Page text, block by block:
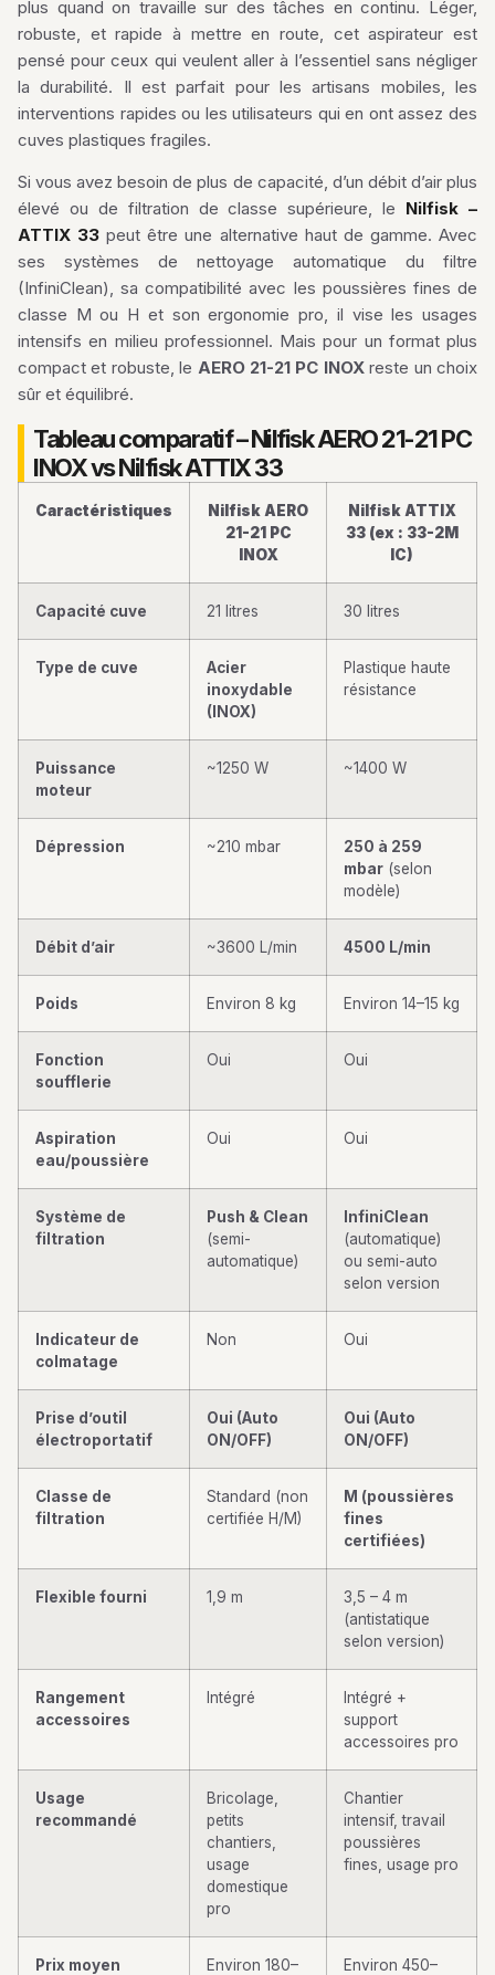
plus quand on travaille sur des tâches en continu. Léger,
robuste, et rapide à mettre en route, cet aspirateur est
pensé pour ceux qui veulent aller à l’essentiel sans négliger
la durabilité. Il est parfait pour les artisans mobiles, les
interventions rapides ou les utilisateurs qui en ont assez des
cuves plastiques fragiles.
Si vous avez besoin de plus de capacité, d’un débit d’air plus
élevé ou de filtration de classe supérieure, le Nilfisk –
ATTIX 33 peut être une alternative haut de gamme. Avec
ses systèmes de nettoyage automatique du filtre
(InfiniClean), sa compatibilité avec les poussières fines de
classe M ou H et son ergonomie pro, il vise les usages
intensifs en milieu professionnel. Mais pour un format plus
compact et robuste, le AERO 21-21 PC INOXreste un choix
sûr et équilibré.
Tableau comparatif – Nilfisk AERO 21-21 PC
INOX vs Nilfisk ATTIX 33
Caractéristiques
Nilfisk AERO
21-21 PC
INOX
Nilfisk ATTIX
33 (ex : 33-2M
IC)
Capacité cuve 21 litres 30 litres
Type de cuve
Acier
inoxydable
(INOX)
Plastique haute
résistance
Puissance
moteur
~1250 W ~1400 W
Dépression ~210 mbar
250 à 259
mbar (selon
modèle)
Débit d’air ~3600 L/min 4500 L/min
Poids Environ 8 kg Environ 14–15 kg
Fonction
soufflerie
Oui Oui
Aspiration
eau/poussière
Oui Oui
Système de
filtration
Push & Clean
(semi-
automatique)
InfiniClean
(automatique)
ou semi-auto
selon version
Indicateur de
colmatage
Non Oui
Prise d’outil
électroportatif
Oui (Auto
ON/OFF)
Oui (Auto
ON/OFF)
Classe de
filtration
Standard (non
certifiée H/M)
M (poussières
fines
certifiées)
Flexible fourni 1,9 m
3,5 – 4 m
(antistatique
selon version)
Rangement
accessoires
Intégré
Intégré +
support
accessoires pro
Usage
recommandé
Bricolage,
petits
chantiers,
usage
domestique
pro
Chantier
intensif, travail
poussières
fines, usage pro
Prix moyen
Environ 180–
Environ 450–